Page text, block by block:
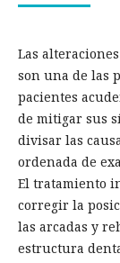
Las
son una de las
pacientes
de mitigar sus
divisar las
ordenada de
El tratamiento
corregir la
las arcadas y
estructura